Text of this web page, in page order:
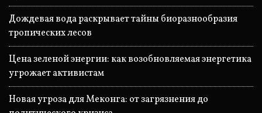
Дождевая вода раскрывает тайны биоразнообразия
тропических лесов
Цена зеленой энергии: как возобновляемая энергетика
угрожает активистам
Новая угроза для Меконга: от загрязнения до